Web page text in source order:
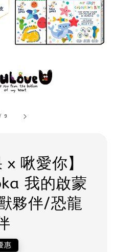
9
啾愛你】
我的啟蒙
夥伴/恐龍
惠